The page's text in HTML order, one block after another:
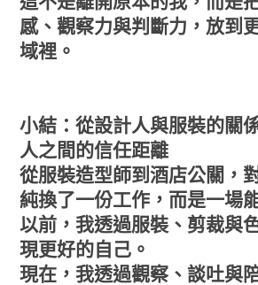
感、觀察力與判斷力，放到
域裡。
小結：從設計人與服裝的關
人之間的信任距離
從服裝造型師到酒店公關，
純換了一份工作，而是一場
以前，我透過服裝、剪裁與
現更好的自己。
現在，我透過觀察、談吐與